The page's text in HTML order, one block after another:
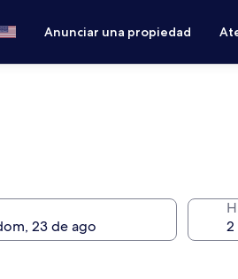
Anunciar una propiedad